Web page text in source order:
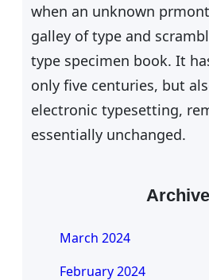
when an unknown
galley of type and
type specimen book. It
only five centuries, but
electronic typesetting,
essentially unchanged.
Archive
March 2024
February 2024